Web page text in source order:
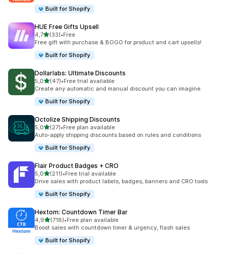
Built for Shopify
HUE Free Gifts Upsell
4,7na 5 gwiazdek
(33)
Łączna liczba recenzji: 33
•Free
Free gift with purchase & BOGO for product and cart upsells!
Built for Shopify
Dollarlabs: Ultimate Discounts
5,0na 5 gwiazdek
(47)
Łączna liczba recenzji: 47
•Free trial available
Create any automatic and manual discount you can imagine.
Built for Shopify
Octolize Shipping Discounts
5,0na 5 gwiazdek
(27)
Łączna liczba recenzji: 27
•Free plan available
Auto-apply shipping discounts based on rules and conditions
Built for Shopify
Flair Product Badges + CRO
5,0na 5 gwiazdek
(211)
Łączna liczba recenzji: 211
•Free trial available
Drive sales with product labels, badges, banners and CRO tools
Built for Shopify
Hextom: Countdown Timer Bar
4,9na 5 gwiazdek
(718)
Łączna liczba recenzji: 718
•Free plan available
Boost sales with countdown timer & urgency, flash sales
Built for Shopify